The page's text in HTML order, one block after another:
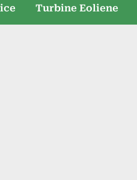
Turbine Eoliene